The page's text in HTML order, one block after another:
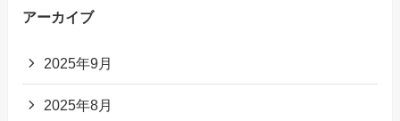
アーカイブ
2025年9月
2025年8月